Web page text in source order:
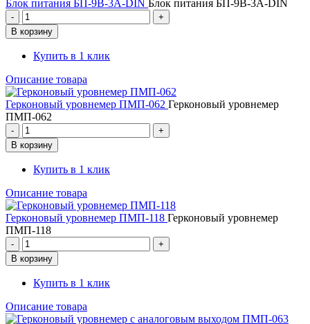
Блок питания БП-9В-3А-DIN Блок питания БП-9В-3А-DIN
Купить в 1 клик
Описание товара
Герконовый уровнемер ПМП-062 Герконовый уровнемер
ПМП-062
Купить в 1 клик
Описание товара
Герконовый уровнемер ПМП-118 Герконовый уровнемер
ПМП-118
Купить в 1 клик
Описание товара